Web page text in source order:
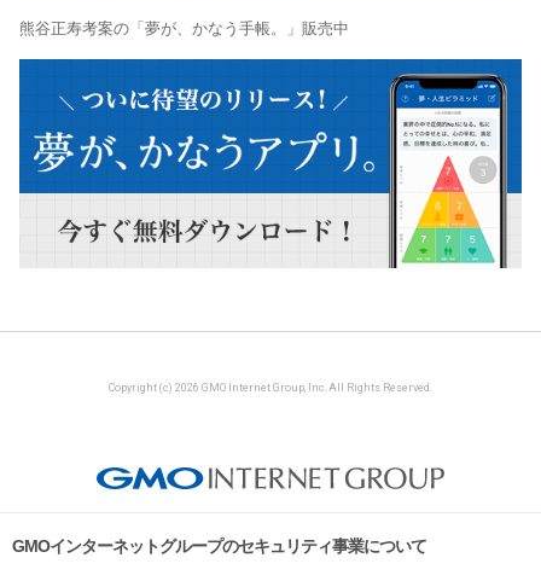
熊谷正寿考案の「夢が、かなう手帳。」販売中
Copyright (c) 2026 GMO Internet Group, Inc. All Rights Reserved.
GMOインターネットグループのセキュリティ事業について